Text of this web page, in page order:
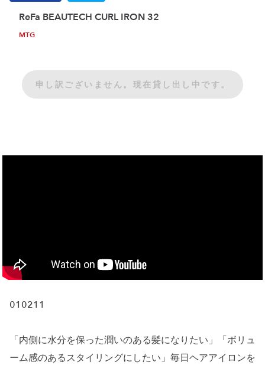
ReFa BEAUTECH CURL IRON 32
MTG
申し訳ございません。現在貸し出し中です。
010211
「内側に水分を保った潤いのある髪になりたい」「ボリュ
ーム感のあるスタイリングにしたい」毎日ヘアアイロンを